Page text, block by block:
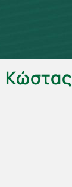
Κώστας